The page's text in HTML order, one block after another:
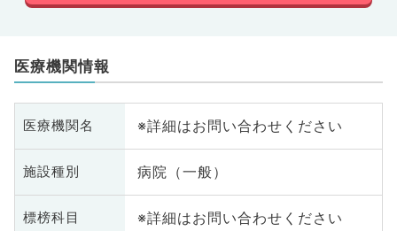
医療機関情報
医療機関名 ※詳細はお問い合わせください
施設種別 病院（一般）
標榜科目 ※詳細はお問い合わせください